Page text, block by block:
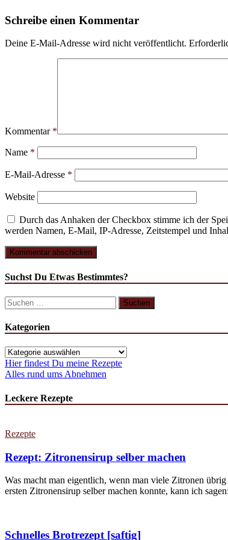
Schreibe einen Kommentar
Deine E-Mail-Adresse wird nicht veröffentlicht.
Kommentar *
Name *
E-Mail-Adresse *
Website
Durch das Anhaken der Checkbox stimme ich der
werden Namen, E-Mail, IP-Adresse, Zeitstempel und
Suchst Du Etwas Bestimmtes?
Kategorien
Hier findest Du meine Rezepte
Alles rund ums Abnehmen
Leckere Rezepte
Rezepte
Rezept: Zitronensirup selber machen
Was macht man eigentlich, wenn man viele Zitronen
ersten Zitronensirup selber machen konnte, kann ich
Schnelles Brotrezept [saftig]